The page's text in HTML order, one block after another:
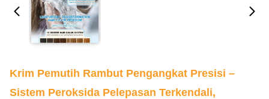
Krim Pemutih Rambut Pengangkat Presisi –
Sistem Peroksida Pelepasan Terkendali,